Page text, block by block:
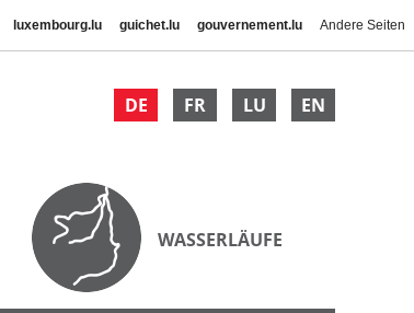
luxembourg.lu guichet.lu gouvernement.lu Andere Seiten
DE FR LU EN
WASSERLÄUFE